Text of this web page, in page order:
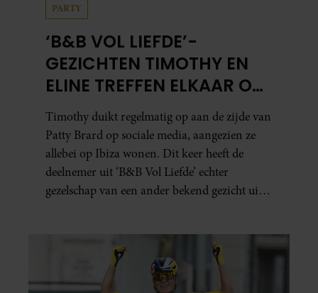
PARTY
‘B&B VOL LIEFDE’-
GEZICHTEN TIMOTHY EN
ELINE TREFFEN ELKAAR OP
IBIZA
Timothy duikt regelmatig op aan de zijde van
Patty Brard op sociale media, aangezien ze
allebei op Ibiza wonen. Dit keer heeft de
deelnemer uit ‘B&B Vol Liefde’ echter
gezelschap van een ander bekend gezicht uit